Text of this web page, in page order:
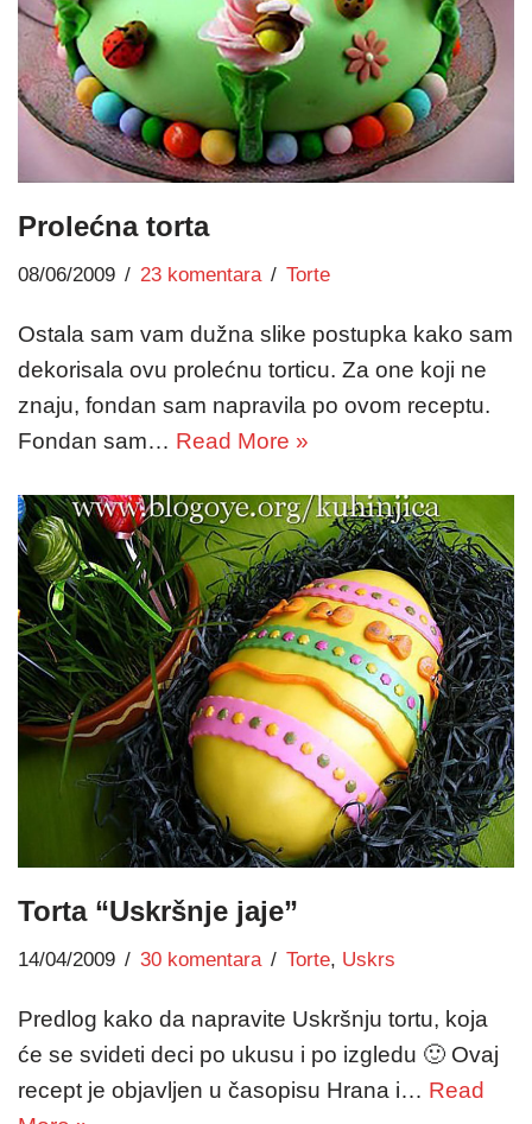
Prolećna torta
08/06/2009 23 komentara Torte
Ostala sam vam dužna slike postupka kako sam
dekorisala ovu prolećnu torticu. Za one koji ne
znaju, fondan sam napravila po ovom receptu.
Fondan sam… Read More »
Torta “Uskršnje jaje”
14/04/2009 30 komentara Torte, Uskrs
Predlog kako da napravite Uskršnju tortu, koja
će se svideti deci po ukusu i po izgledu 🙂 Ovaj
recept je objavljen u časopisu Hrana i… Read